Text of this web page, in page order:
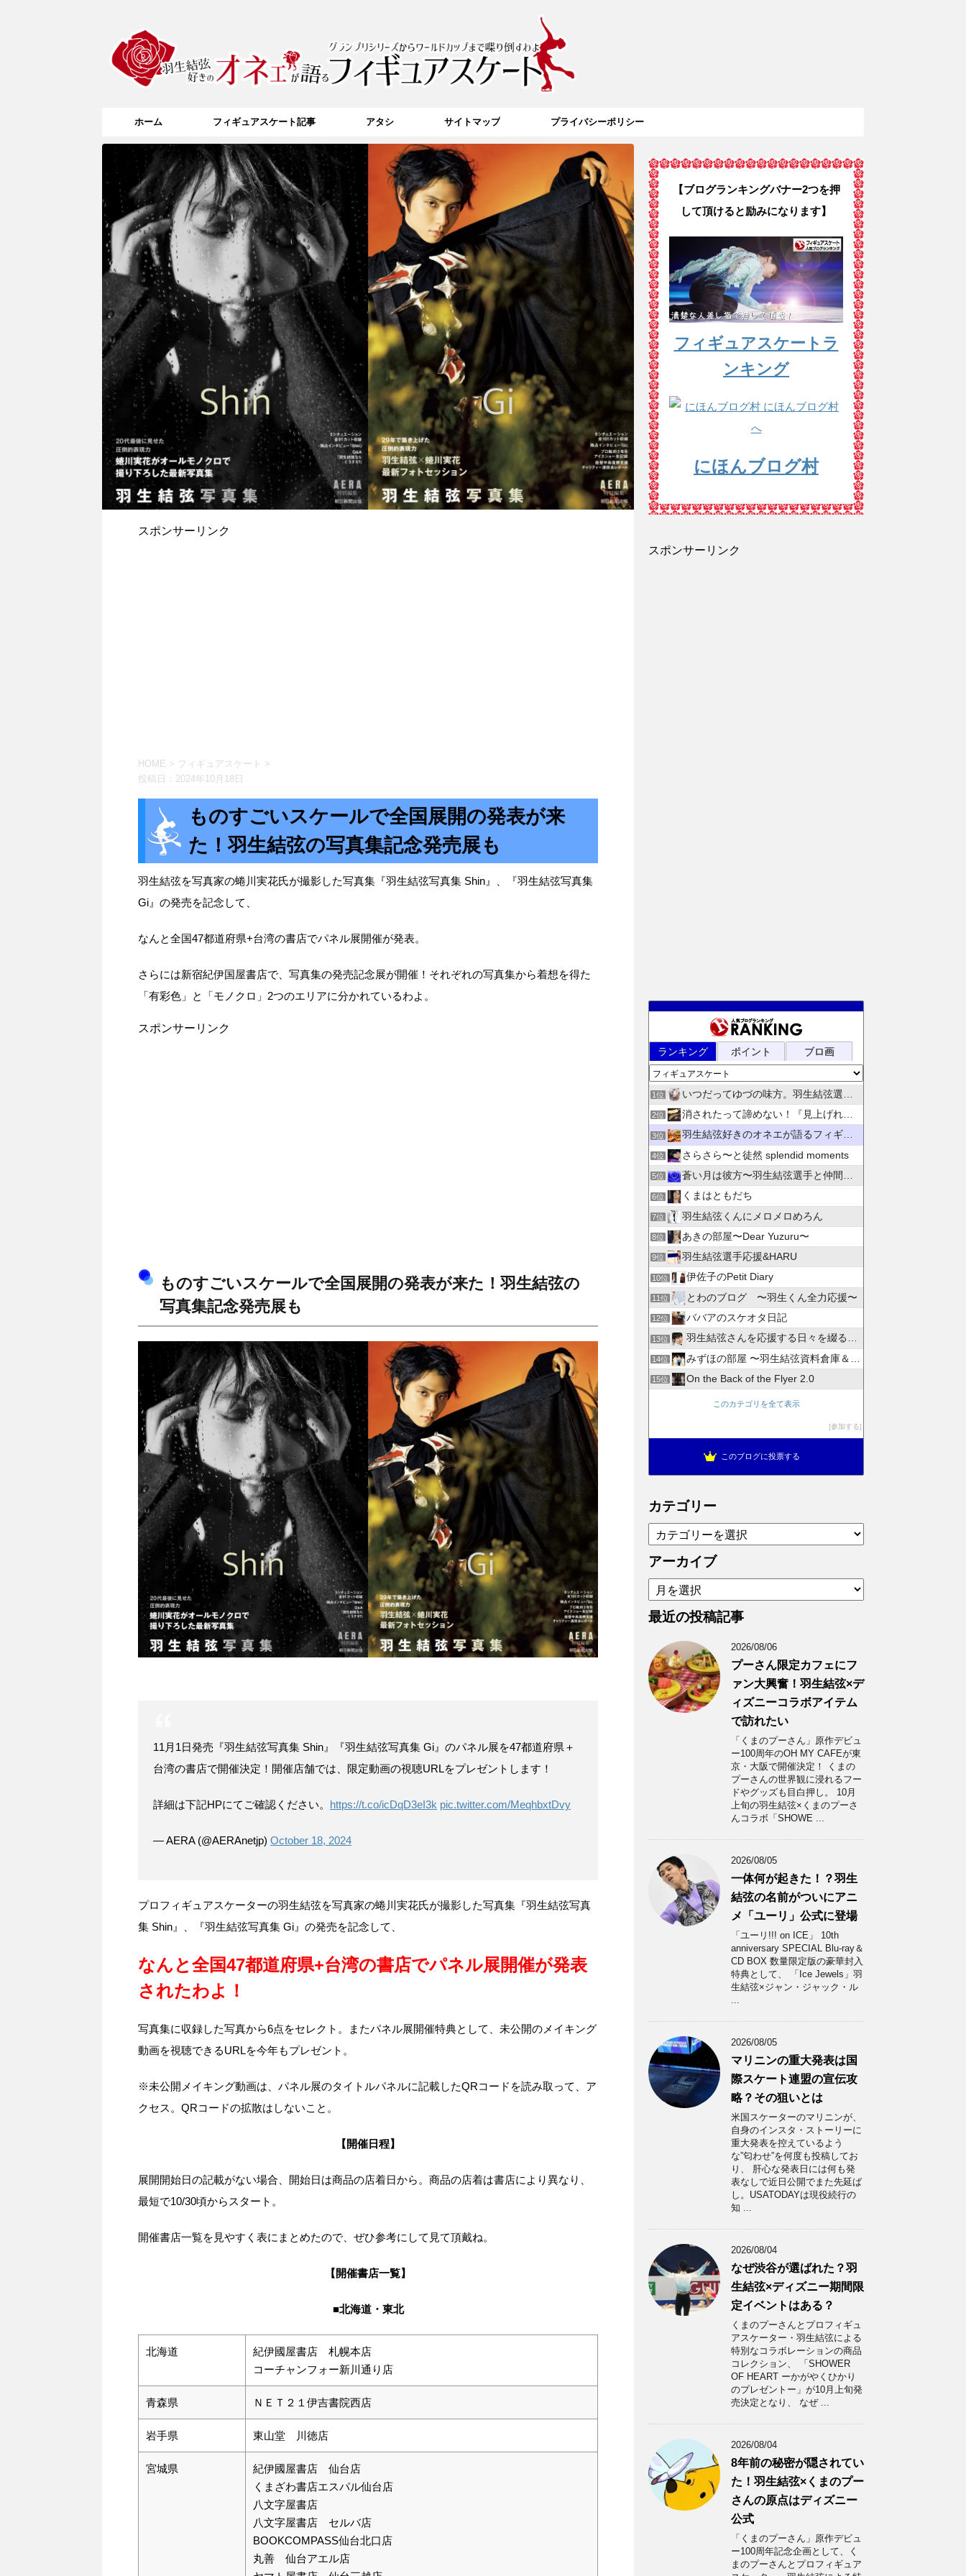
ホーム フィギュアスケート記事 アタシ サイトマップ プライバシーポリシー
スポンサーリンク
HOME > フィギュアスケート
>
投稿日： 2024年10月18日
ものすごいスケールで全国展開の発表が来
た！羽生結弦の写真集記念発売展も
羽生結弦を写真家の蜷川実花氏が撮影した写真集『羽生結弦写真集 Shin』、『羽生結弦写真集
Gi』の発売を記念して、
なんと全国47都道府県+台湾の書店でパネル展開催が発表。
さらには新宿紀伊国屋書店で、写真集の発売記念展が開催！それぞれの写真集から着想を得た
「有彩色」と「モノクロ」2つのエリアに分かれているわよ。
スポンサーリンク
ものすごいスケールで全国展開の発表が来た！羽生結弦の
写真集記念発売展も
11月1日発売『羽生結弦写真集 Shin』『羽生結弦写真集 Gi』のパネル展を47都道府県＋
台湾の書店で開催決定！開催店舗では、限定動画の視聴URLをプレゼントします！
詳細は下記HPにてご確認ください。 https://t.co/icDqD3eI3k pic.twitter.com/MeqhbxtDvy
— AERA (@AERAnetjp) October 18, 2024
プロフィギュアスケーターの羽生結弦を写真家の蜷川実花氏が撮影した写真集『羽生結弦写真
集 Shin』、『羽生結弦写真集 Gi』の発売を記念して、
なんと全国47都道府県+台湾の書店でパネル展開催が発表
されたわよ！
写真集に収録した写真から6点をセレクト。またパネル展開催特典として、未公開のメイキング
動画を視聴できるURLを今年もプレゼント。
※未公開メイキング動画は、パネル展のタイトルパネルに記載したQRコードを読み取って、ア
クセス。QRコードの拡散はしないこと。
【開催日程】
展開開始日の記載がない場合、開始日は商品の店着日から。商品の店着は書店により異なり、
最短で10/30頃からスタート。
開催書店一覧を見やすく表にまとめたので、ぜひ参考にして見て頂戴ね。
【開催書店一覧】
■北海道・東北
北海道
紀伊國屋書店 札幌本店
コーチャンフォー新川通り店
青森県 ＮＥＴ２１伊吉書院西店
岩手県 東山堂 川徳店
宮城県
紀伊國屋書店 仙台店
くまざわ書店エスパル仙台店
八文字屋書店
八文字屋書店 セルバ店
BOOKCOMPASS仙台北口店
丸善 仙台アエル店
【ブログランキングバナー2つを押
して頂けると励みになります】
フィギュアスケートラ
ンキング
にほんブログ村
スポンサーリンク
ランキング ポイント ブロ画
1位 いつだってゆづの味方。羽生結弦選手応援団 紫色のブログ
2位 消されたって諦めない！『見上げれば、青空 』別館
3位 羽生結弦好きのオネエが語るフィギュアスケート
4位 さらさら〜と徒然 splendid moments
5位 蒼い月は彼方〜羽生結弦選手と仲間たちの日々を花束にして〜
6位 くまはともだち
7位 羽生結弦くんにメロメロめろん
8位 あきの部屋〜Dear Yuzuru〜
9位 羽生結弦選手応援&HARU
10位 伊佐子のPetit Diary
11位 とわのブログ 〜羽生くん全力応援〜
12位 ババアのスケオタ日記
13位 羽生結弦さんを応援する日々を綴るブログ
14位 みずほの部屋 〜羽生結弦資料倉庫＆徒然日記〜
15位 On the Back of the Flyer 2.0
このカテゴリを全て表示
参加する
このブログに投票する
カテゴリー
テ
ゴ
ー
アーカイブ
ア
ー
カ
最近の投稿記事
2026/08/06
プーさん限定カフェにフ
ァン大興奮！羽生結弦×デ
ィズニーコラボアイテム
で訪れたい
「くまのプーさん」原作デビュ
ー100周年のOH MY CAFEが東
京・大阪で開催決定！ くまの
プーさんの世界観に浸れるフー
ドやグッズも目白押し。 10月
上旬の羽生結弦×くまのプーさ
んコラボ「SHOWE ...
2026/08/05
一体何が起きた！？羽生
結弦の名前がついにアニ
メ「ユーリ」公式に登場
「ユーリ!!! on ICE」 10th
anniversary SPECIAL Blu-ray＆
CD BOX 数量限定版の豪華封入
特典として、 「Ice Jewels」羽
生結弦×ジャン・ジャック・ル
...
2026/08/05
マリニンの重大発表は国
際スケート連盟の宣伝攻
略？その狙いとは
米国スケーターのマリニンが、
自身のインスタ・ストーリーに
重大発表を控えているよう
な”匂わせ”を何度も投稿してお
り、 肝心な発表日には何も発
表なしで近日公開でまた先延ば
し。USATODAYは現役続行の
知 ...
2026/08/04
なぜ渋谷が選ばれた？羽
生結弦×ディズニー期間限
定イベントはある？
くまのプーさんとプロフィギュ
アスケーター・羽生結弦による
特別なコラボレーションの商品
コレクション、 「SHOWER
OF HEART ーかがやくひかり
のプレゼントー」が10月上旬発
売決定となり、 なぜ ...
2026/08/04
8年前の秘密が隠されてい
た！羽生結弦×くまのプー
さんの原点はディズニー
公式
「くまのプーさん」原作デビュ
ー100周年記念企画として、く
まのプーさんとプロフィギュア